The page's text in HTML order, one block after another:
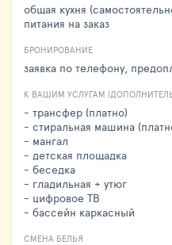
общая кухня
питания на заказ
БРОНИРОВАНИЕ
заявка по телефону,
К ВАШИМ УСЛУГАМ
- трансфер (платно)
- стиральная машина
- мангал
- детская площадка
- беседка
- гладильная + утюг
- цифровое ТВ
- бассейн каркасный
СМЕНА БЕЛЬЯ